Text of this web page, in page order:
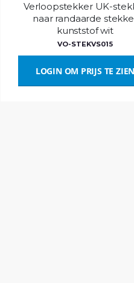
Verloopstekker UK-
naar randaarde
kunststof wit
VO-STEKVS015
LOGIN OM PRIJS TE ZIEN